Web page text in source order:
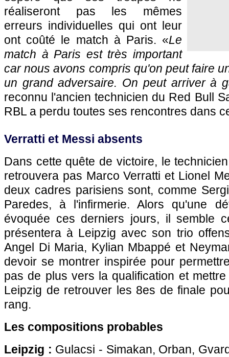
réaliseront pas les mêmes
erreurs individuelles qui ont leur
ont coûté le match à Paris. «Le
match à Paris est très important
car nous avons compris qu'on peut faire
un grand adversaire. On peut arriver à
reconnu l'ancien technicien du Red Bull
RBL a perdu toutes ses rencontres dans
Verratti et Messi absents
Dans cette quête de victoire, le
retrouvera pas Marco Verratti et Lionel
deux cadres parisiens sont, comme
Paredes, à l'infirmerie. Alors qu'une
évoquée ces derniers jours, il semble
présentera à Leipzig avec son trio
Angel Di Maria, Kylian Mbappé et
devoir se montrer inspirée pour
pas de plus vers la qualification et
Leipzig de retrouver les 8es de finale
rang.
Les compositions probables
Leipzig : Gulacsi - Simakan, Orban,